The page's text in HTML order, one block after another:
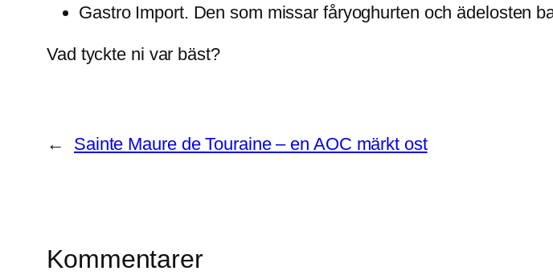
Gastro Import. Den som missar fåryoghurten och ädelosten
Vad tyckte ni var bäst?
← Sainte Maure de Touraine – en AOC märkt ost
Kommentarer